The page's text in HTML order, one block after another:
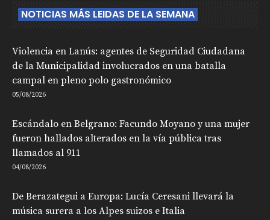
NOTICIAS MÁS LEIDAS DE LA SEMANA
Violencia en Lanús: agentes de Seguridad Ciudadana
de la Municipalidad involucrados en una batalla
campal en pleno polo gastronómico
05/08/2026
Escándalo en Belgrano: Facundo Moyano y una mujer
fueron hallados alterados en la vía pública tras
llamados al 911
04/08/2026
De Berazategui a Europa: Lucía Ceresani llevará la
música surera a los Alpes suizos e Italia